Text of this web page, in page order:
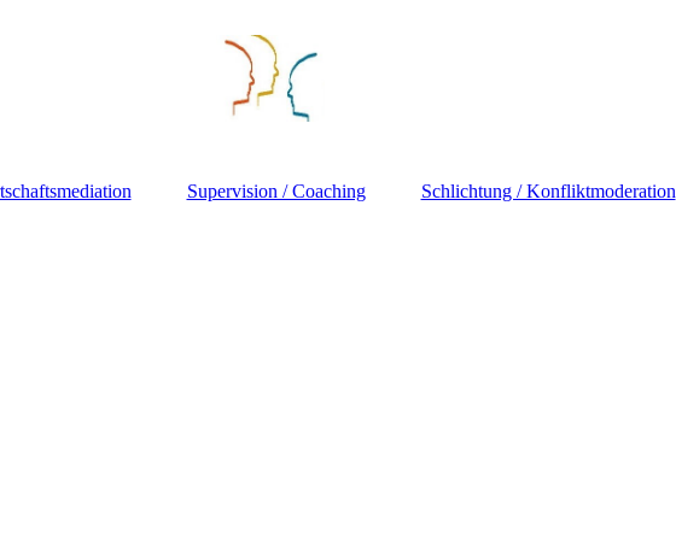
Supervision / Coaching Schlichtung / Konfliktmoderation